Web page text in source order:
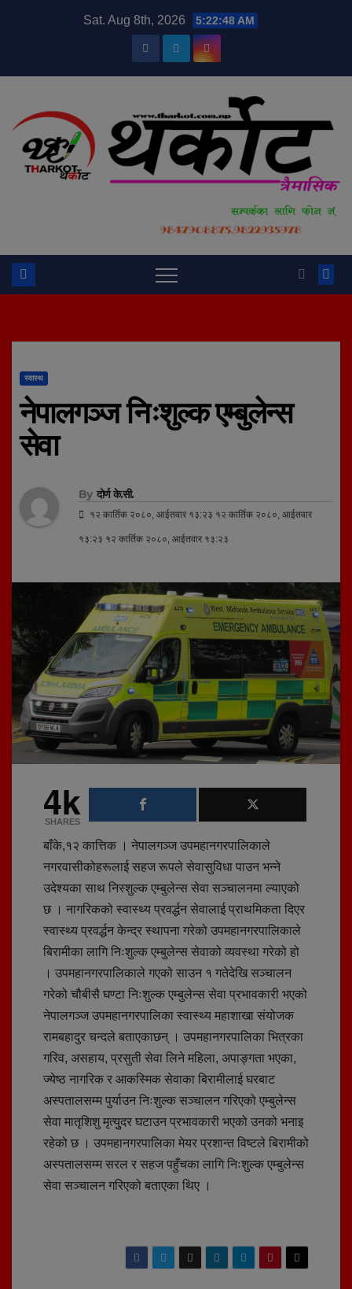
Sat. Aug 8th, 2026 5:22:49 AM
स्वास्थ
नेपालगञ्ज निःशुल्क एम्बुलेन्स
सेवा
By दोर्ण के.सी.
१२ कार्तिक २०८०, आईतवार १३:२३ १२ कार्तिक २०८०, आईतवार
१३:२३ १२ कार्तिक २०८०, आईतवार १३:२३
4k
SHARES
बाँके,१२ कात्तिक । नेपालगञ्ज उपमहानगरपालिकाले
नगरवासीकोहरूलाई सहज रूपले सेवासुविधा पाउन भन्ने
उदेश्यका साथ निस्शुल्क एम्बुलेन्स सेवा सञ्चालनमा ल्याएको
छ । नागरिकको स्वास्थ्य प्रवर्द्धन सेवालाई प्राथमिकता दिएर
स्वास्थ्य प्रवर्द्धन केन्द्र स्थापना गरेको उपमहानगरपालिकाले
बिरामीका लागि निःशुल्क एम्बुलेन्स सेवाको व्यवस्था गरेको हो
। उपमहानगरपालिकाले गएको साउन १ गतेदेखि सञ्चालन
गरेको चौबीसै घण्टा निःशुल्क एम्बुलेन्स सेवा प्रभावकारी भएको
नेपालगञ्ज उपमहानगरपालिका स्वास्थ्य महाशाखा संयोजक
रामबहादुर चन्दले बताएकाछन् । उपमहानगरपालिका भित्रका
गरिव, असहाय, प्रसुती सेवा लिने महिला, अपाङ्गता भएका,
ज्येष्ठ नागरिक र आकस्मिक सेवाका बिरामीलाई घरबाट
अस्पतालसम्म पुर्याउन निःशुल्क सञ्चालन गरिएको एम्बुलेन्स
सेवा मातृशिशु मृत्युुदर घटाउन प्रभावकारी भएको उनको भनाइ
रहेको छ । उपमहानगरपालिका मेयर प्रशान्त विष्टले बिरामीको
अस्पतालसम्म सरल र सहज पहुँचका लागि निःशुल्क एम्बुलेन्स
सेवा सञ्चालन गरिएको बताएका थिए ।
modal-check